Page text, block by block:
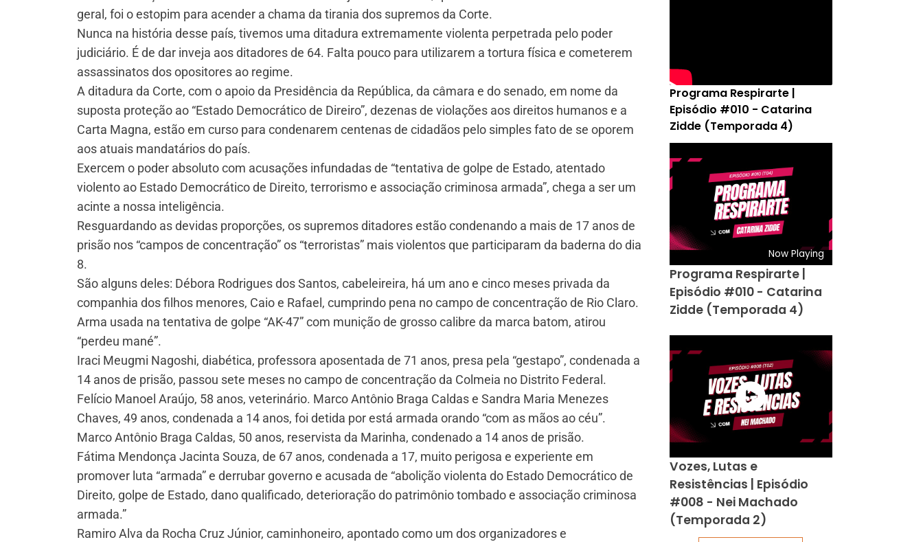
geral, foi o estopim para acender a chama da tirania dos supremos da Corte.
Nunca na história desse país, tivemos uma ditadura extremamente violenta perpetrada pelo poder
judiciário. É de dar inveja aos ditadores de 64. Falta pouco para utilizarem a tortura física e cometerem
assassinatos dos opositores ao regime.
A ditadura da Corte, com o apoio da Presidência da República, da câmara e do senado, em nome da
suposta proteção ao “Estado Democrático de Direiro”, dezenas de violações aos direitos humanos e a
Carta Magna, estão em curso para condenarem centenas de cidadãos pelo simples fato de se oporem
aos atuais mandatários do país.
Exercem o poder absoluto com acusações infundadas de “tentativa de golpe de Estado, atentado
violento ao Estado Democrático de Direito, terrorismo e associação criminosa armada”, chega a ser um
acinte a nossa inteligência.
Resguardando as devidas proporções, os supremos ditadores estão condenando a mais de 17 anos de
prisão nos “campos de concentração” os “terroristas” mais violentos que participaram da baderna do dia
8.
São alguns deles: Débora Rodrigues dos Santos, cabeleireira, há um ano e cinco meses privada da
companhia dos filhos menores, Caio e Rafael, cumprindo pena no campo de concentração de Rio Claro.
Arma usada na tentativa de golpe “AK-47” com munição de grosso calibre da marca batom, atirou
“perdeu mané”.
Iraci Meugmi Nagoshi, diabética, professora aposentada de 71 anos, presa pela “gestapo”, condenada a
14 anos de prisão, passou sete meses no campo de concentração da Colmeia no Distrito Federal.
Felício Manoel Araújo, 58 anos, veterinário. Marco Antônio Braga Caldas e Sandra Maria Menezes
Chaves, 49 anos, condenada a 14 anos, foi detida por está armada orando “com as mãos ao céu”.
Marco Antônio Braga Caldas, 50 anos, reservista da Marinha, condenado a 14 anos de prisão.
Fátima Mendonça Jacinta Souza, de 67 anos, condenada a 17, muito perigosa e experiente em
promover luta “armada” e derrubar governo e acusada de “abolição violenta do Estado Democrático de
Direito, golpe de Estado, dano qualificado, deterioração do patrimônio tombado e associação criminosa
armada.”
Ramiro Alva da Rocha Cruz Júnior, caminhoneiro, apontado como um dos organizadores e
Programa Respirarte |
Episódio #010 - Catarina
Zidde (Temporada 4)
Now Playing
Programa Respirarte |
Episódio #010 - Catarina
Zidde (Temporada 4)
Vozes, Lutas e
Resistências | Episódio
#008 - Nei Machado
(Temporada 2)